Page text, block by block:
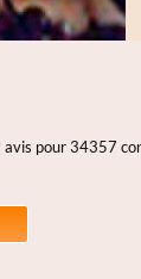
pour 34357